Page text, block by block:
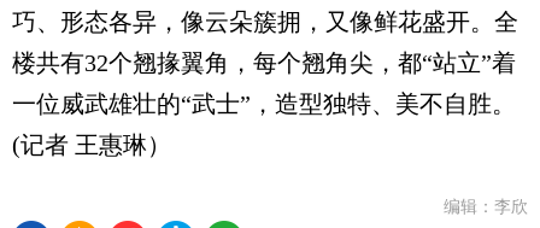
巧、形态各异，像云朵簇拥，又像鲜花盛开。全
楼共有32个翘掾翼角，每个翘角尖，都“站立”着
一位威武雄壮的“武士”，造型独特、美不自胜。
(记者 王惠琳）
编辑：李欣